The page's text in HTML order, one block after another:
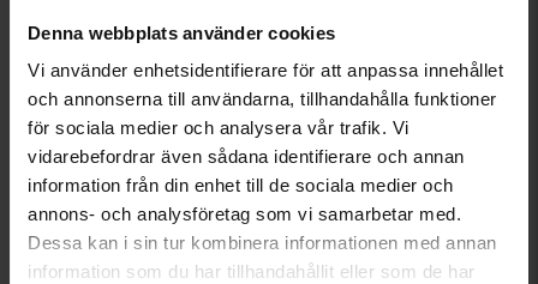
Denna webbplats använder cookies
Vi använder enhetsidentifierare för att anpassa innehållet
och annonserna till användarna, tillhandahålla funktioner
för sociala medier och analysera vår trafik. Vi
vidarebefordrar även sådana identifierare och annan
information från din enhet till de sociala medier och
annons- och analysföretag som vi samarbetar med.
Dessa kan i sin tur kombinera informationen med annan
information som du har tillhandahållit eller som de har
Liknande produkter